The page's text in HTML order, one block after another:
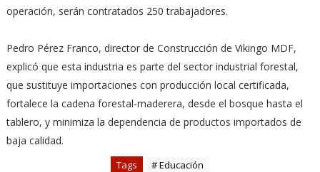
operación, serán contratados 250 trabajadores.
Pedro Pérez Franco, director de Construcción de Vikingo MDF,
explicó que esta industria es parte del sector industrial forestal,
que sustituye importaciones con producción local certificada,
fortalece la cadena forestal-maderera, desde el bosque hasta el
tablero, y minimiza la dependencia de productos importados de
baja calidad.
Tags # Educación